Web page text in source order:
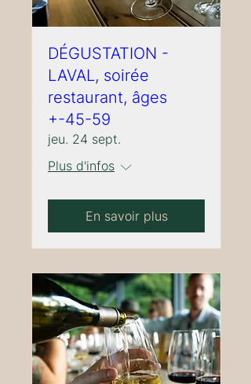
DÉGUSTATION -
LAVAL, soirée
restaurant, âges
+-45-59
jeu. 24 sept.
Plus d'infos
En savoir plus